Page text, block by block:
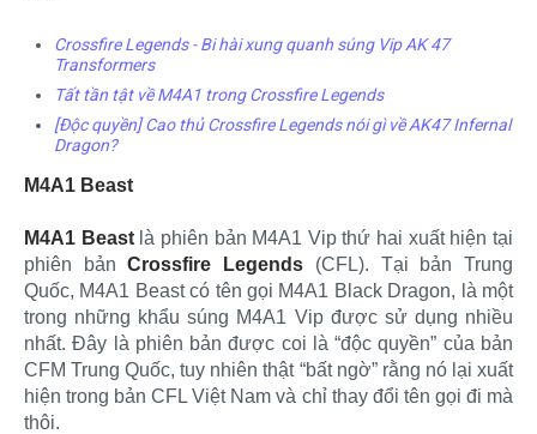
Crossfire Legends - Bi hài xung quanh súng Vip AK 47
Transformers
Tất tần tật về M4A1 trong Crossfire Legends
[Độc quyền] Cao thủ Crossfire Legends nói gì về AK47 Infernal
Dragon?
M4A1 Beast
M4A1 Beastlà phiên bản M4A1 Vip thứ hai xuất hiện tại
phiên bảnCrossfire Legends (CFL). Tại bản Trung
Quốc, M4A1 Beast có tên gọi M4A1 Black Dragon, là một
trong những khẩu súng M4A1 Vip được sử dụng nhiều
nhất. Đây là phiên bản được coi là “độc quyền” của bản
CFM Trung Quốc, tuy nhiên thật “bất ngờ” rằng nó lại xuất
hiện trong bản CFL Việt Nam và chỉ thay đổi tên gọi đi mà
thôi.